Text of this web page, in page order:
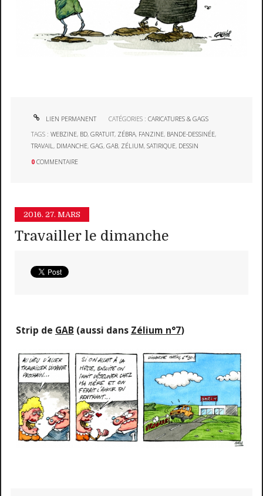
LIEN PERMANENT CATÉGORIES :CARICATURES & GAGS
TAGS :WEBZINE, BD,GRATUIT, ZÉBRA, FANZINE, BANDE-DESSINÉE,
TRAVAIL, DIMANCHE,GAG,GAB, ZÉLIUM,SATIRIQUE, DESSIN
0 COMMENTAIRE
2016. 27. MARS
Travailler le dimanche
Strip de GAB (aussi dans Zélium n°7)